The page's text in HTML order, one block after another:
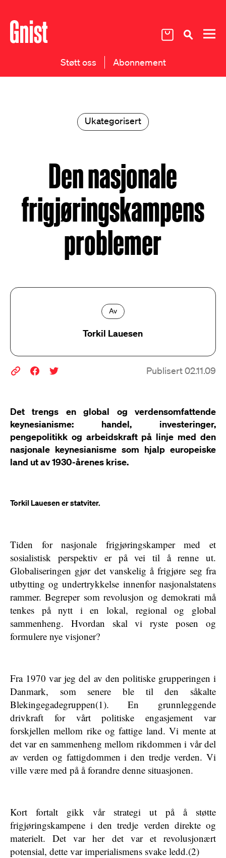
Støtt oss Abonnement
Ukategorisert
Den nasjonale
frigjøringskampens
problemer
Av
Torkil Lauesen
Publisert 02.11.09
Det trengs en global og verdensomfattende
keynesianisme: handel, investeringer,
pengepolitikk og arbeidskraft på linje med den
nasjonale keynesianisme som hjalp europeiske
land ut av 1930-årenes krise.
Torkil Lauesen er statviter.
Tiden for nasjonale frigjøringskamper med et
sosialistisk perspektiv er på vei til å renne ut.
Globaliseringen gjør det vanskelig å frigjøre seg fra
utbytting og undertrykkelse innenfor nasjonalstatens
rammer. Begreper som revolusjon og demokrati må
tenkes på nytt i en lokal, regional og global
sammenheng. Hvordan skal vi ryste posen og
formulere nye visjoner?
Fra 1970 var jeg del av den politiske grupperingen i
Danmark, som senere ble til den såkalte
Blekingegadegruppen(1). En grunnleggende
drivkraft for vårt politiske engasjement var
forskjellen mellom rike og fattige land. Vi mente at
det var en sammenheng mellom rikdommen i vår del
av verden og fattigdommen i den tredje verden. Vi
ville være med på å forandre denne situasjonen.
Kort fortalt gikk vår strategi ut på å støtte
frigjøringskampene i den tredje verden direkte og
materielt. Det var her det var et revolusjonært
potensial, dette var imperialismens svake ledd.(2)